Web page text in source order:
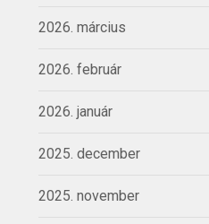
2026. március
2026. február
2026. január
2025. december
2025. november